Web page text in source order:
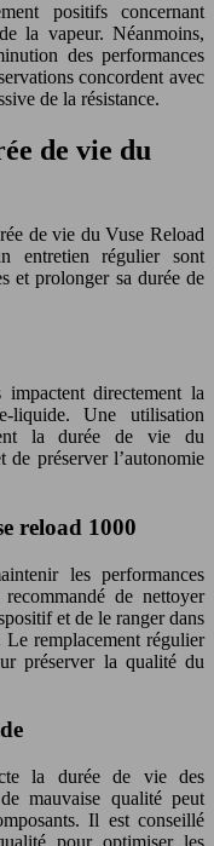
positifs concernant
la vapeur. Néanmoins,
des performances
concordent avec
de la résistance.
de vie du
de vie du Vuse Reload
entretien régulier sont
et prolonger sa durée de
directement la
liquide. Une utilisation
la durée de vie du
préserver l’autonomie
reload 1000
les performances
de nettoyer
et de le ranger dans
Le remplacement régulier
préserver la qualité du
la durée de vie des
mauvaise qualité peut
Il est conseillé